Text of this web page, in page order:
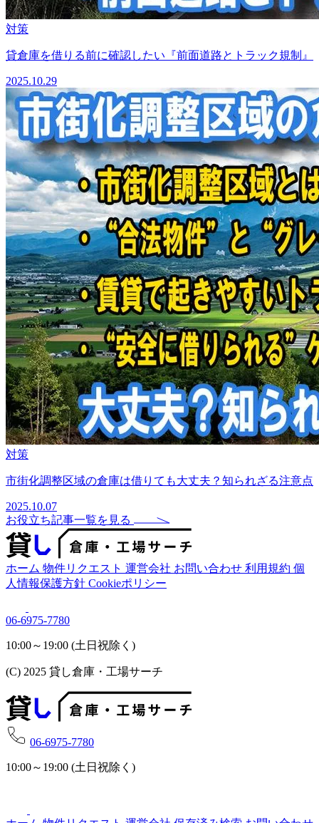
対策
貸倉庫を借りる前に確認したい『前面道路とトラック規制』
2025.10.29
対策
市街化調整区域の倉庫は借りても大丈夫？知られざる注意点
2025.10.07
お役立ち記事一覧を見る
ホーム 物件リクエスト 運営会社 お問い合わせ 利用規約 個
人情報保護方針 Cookieポリシー
06-6975-7780
10:00～19:00 (土日祝除く)
(C) 2025 貸し倉庫・工場サーチ
06-6975-7780
10:00～19:00 (土日祝除く)